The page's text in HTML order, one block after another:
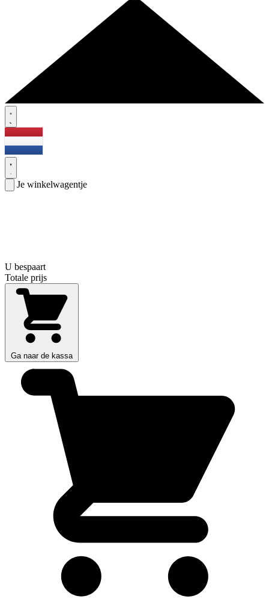
Je winkelwagentje
U bespaart
Totale prijs
Ga naar de kassa